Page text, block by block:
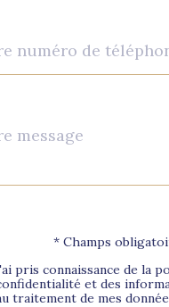
* Champs
pris connaissance de la
et des
traitement de mes